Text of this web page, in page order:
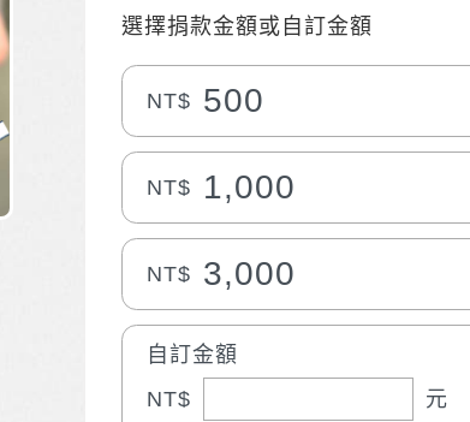
選擇捐款金額或自訂金額
NT$ 500
NT$ 1,000
NT$ 3,000
自訂金額
NT$
元